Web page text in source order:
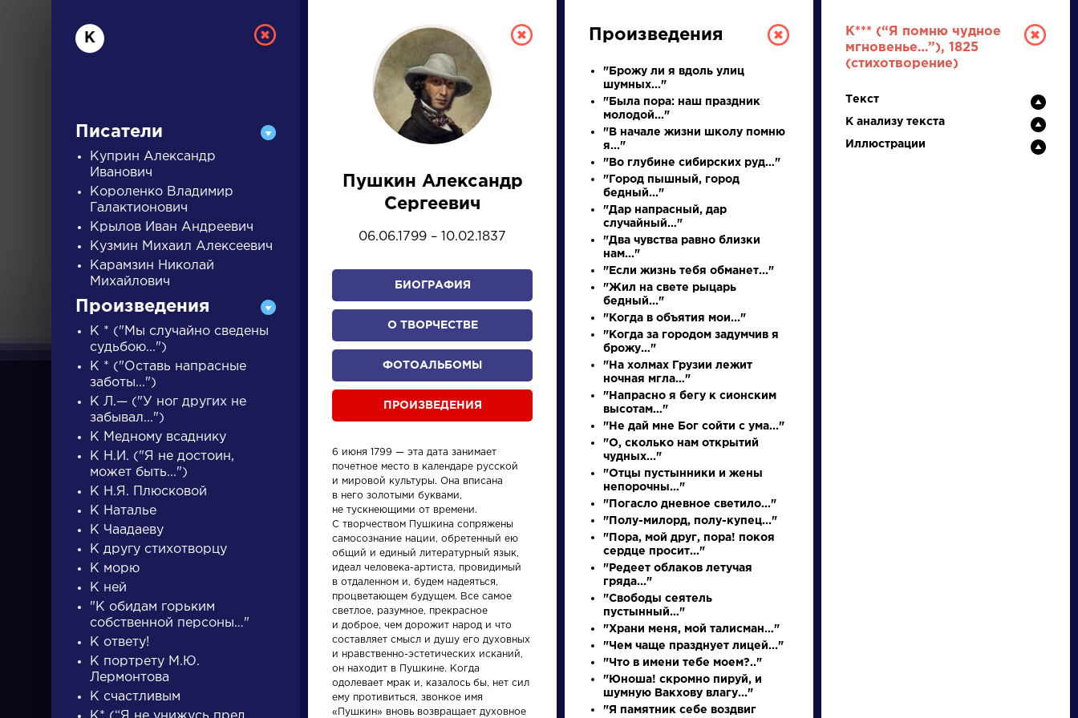
РУССКАЯ ЛИТЕРАТУРА
ДЛЯ ПРЕЗЕНТАЦИЙ, УРОКОВ И ЕГЭ
А Б В Е З С Т У Ф Х Ц
произведения персонажи
Персонажи
Алоизий
Могарыч
Произведения Произведения
Ода на день
восшествия на
Произведения
Вечернее
размышление
К
Писатели
Куприн Александр
Иванович
Короленко Владимир
Галактионович
Крылов Иван Андреевич
Кузмин Михаил Алексеевич
Карамзин Николай
Михайлович
Произведения
К * ("Мы случайно сведены
судьбою...")
К * ("Оставь напрасные
заботы...")
К Л.— ("У ног других не
забывал...")
К Медному всаднику
К Н.И. ("Я не достоин,
может быть...")
К Н.Я. Плюсковой
К Наталье
К Чаадаеву
К другу стихотворцу
К морю
К ней
"К обидам горьким
собственной персоны…"
К ответу!
К портрету М.Ю.
Лермонтова
К счастливым
Пушкин Александр
Сергеевич
06.06.1799 – 10.02.1837
БИОГРАФИЯ
О ТВОРЧЕСТВЕ
ФОТОАЛЬБОМЫ
ПРОИЗВЕДЕНИЯ
6 июня 1799 — эта дата занимает
почетное место в календаре русской
и мировой культуры. Она вписана
в него золотыми буквами,
не тускнеющими от времени.
С творчеством Пушкина сопряжены
самосознание нации, обретенный ею
общий и единый литературный язык,
идеал человека-артиста, провидимый
в отдаленном и, будем надеяться,
процветающем будущем. Все самое
светлое, разумное, прекрасное
и доброе, чем дорожит народ и что
составляет смысл и душу его духовных
и нравственно-эстетических исканий,
он находит в Пушкине. Когда
одолевает мрак и, казалось бы, нет сил
ему противиться, звонкое имя
«Пушкин» вновь возвращает духовное
Произведения
"Брожу ли я вдоль улиц
шумных..."
"Была пора: наш праздник
молодой..."
"В начале жизни школу помню
я..."
"Во глубине сибирских руд…"
"Город пышный, город
бедный..."
"Дар напрасный, дар
случайный…"
"Два чувства равно близки
нам…"
"Если жизнь тебя обманет..."
"Жил на свете рыцарь
бедный..."
"Когда в объятия мои..."
"Когда за городом задумчив я
брожу…"
"На холмах Грузии лежит
ночная мгла…"
"Напрасно я бегу к сионским
высотам…"
"Не дай мне Бог сойти с ума..."
"О, сколько нам открытий
чудных..."
"Отцы пустынники и жены
непорочны…"
"Погасло дневное светило..."
"Полу-милорд, полу-купец..."
"Пора, мой друг, пора! покоя
сердце просит..."
"Редеет облаков летучая
гряда..."
"Свободы сеятель
пустынный…"
"Храни меня, мой талисман…"
"Чем чаще празднует лицей..."
"Что в имени тебе моем?.."
"Юноша! скромно пируй, и
шумную Вакхову влагу..."
"Я памятник себе воздвиг
К*** (“Я помню чудное
мгновенье…”), 1825
(стихотворение)
Текст
К анализу текста
Иллюстрации